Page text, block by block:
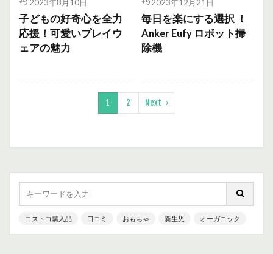
2023年8月10日
子どもの好奇心を全力
応援！可愛いプレイウ
ェアの魅力
2023年12月21日
毎日を楽にする選択 ！
Anker Eufy ロボット掃
除機
1 2 Next
コストコ購入品 口コミ おもちゃ 新生児 オーガニック